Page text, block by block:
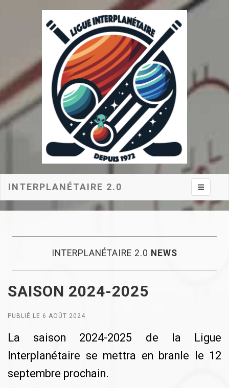
INTERPLANÉTAIRE 2.0 Toggle
INTERPLANÉTAIRE 2.0 NEWS
SAISON 2024-2025
PUBLIÉ LE 6 AOÛT 2024
La saison 2024-2025 de la Ligue
Interplanétaire se mettra en branle le 12
septembre prochain.